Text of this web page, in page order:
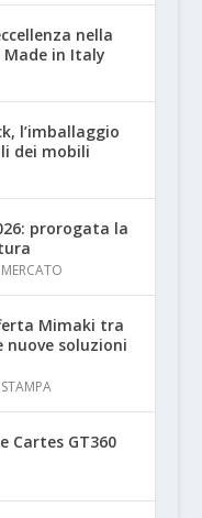
nella
in Italy
l’imballaggio
dei mobili
prorogata la
MERCATO
Mimaki tra
nuove soluzioni
STAMPA
Cartes GT360